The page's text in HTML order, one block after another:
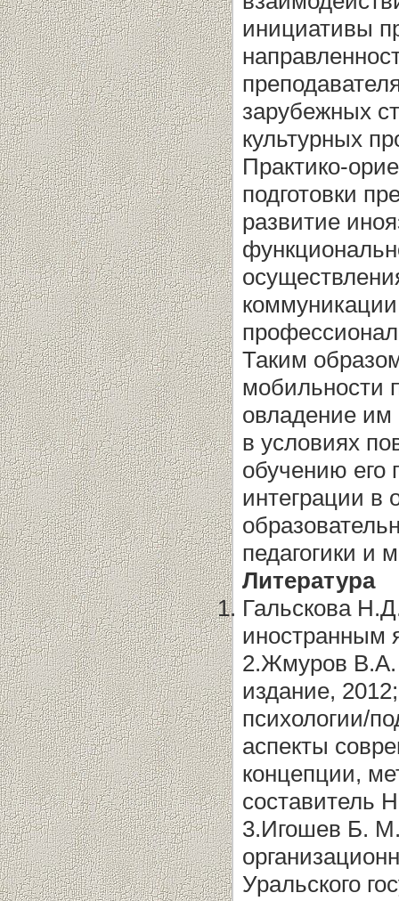
инициативы
зарубежных
культурных
Практико-
подготовки
развитие
Таким
мобильности
овладение им
в условиях
обучению его
интеграции в
педагогики и
Литература
Гальскова
иностранным
2.Жмуров В.А.
издание,
психологии/
аспекты
концепции,
составитель
3.Игошев Б.
Уральского